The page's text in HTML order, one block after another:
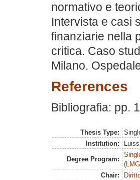
normativo e
Intervista e casi
finanziarie nella
critica. Caso
Milano.
References
Bibliografia: pp.
Thesis Type:
Institution:
Degree Program:
Chair: